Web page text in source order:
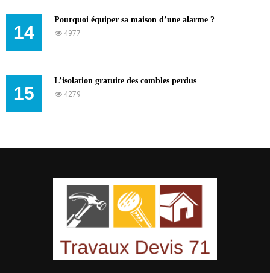
14
Pourquoi équiper sa maison d’une alarme ?
4977
15
L’isolation gratuite des combles perdus
4279